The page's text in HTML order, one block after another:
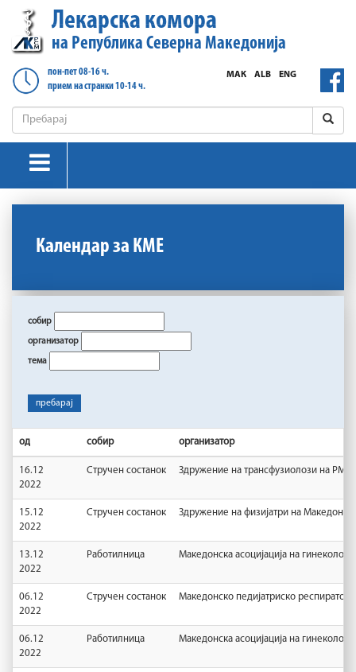
Лекарска комора
на Република Северна Македонија
пон-пет 08-16 ч.
прием на странки 10-14 ч.
ENG
ALB
МАК
Календар за КМЕ
собир
организатор
тема
пребарај
од собир организатор
16.12
2022
Стручен состанок Здружение на трансфузиолози на РМ
15.12
2022
Стручен состанок Здружение на физијатри на Македонија
13.12
2022
Работилница Македонска асоцијација на
06.12
2022
Стручен состанок Македонско педијатриско
06.12
2022
Работилница Македонска асоцијација на